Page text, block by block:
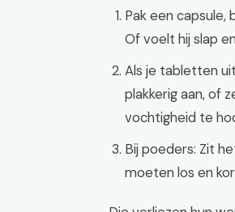
Pak een capsule,
Of voelt hij slap
Als je tabletten
plakkerig aan, of
vochtigheid te
Bij poeders: Zit
moeten los en